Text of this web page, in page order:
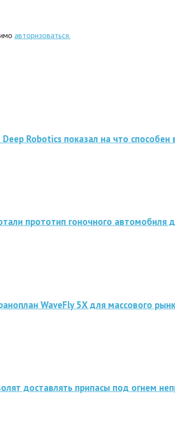
авторизоваться.
Robotics показал на что способен
прототип гоночного автомобиля
WaveFly 5X для массового
доставлять припасы под огнем